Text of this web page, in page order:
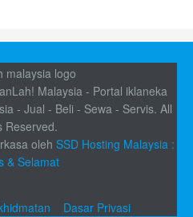
Malaysia - Portal iklaneka
- Jual - Beli - Sewa - Servis. All
Reserved.
oleh SSD Hosting Malaysia :
& Selamat
Dasar Privasi